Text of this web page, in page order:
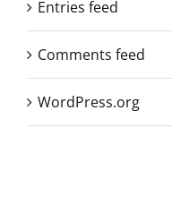
Entries feed
Comments feed
WordPress.org